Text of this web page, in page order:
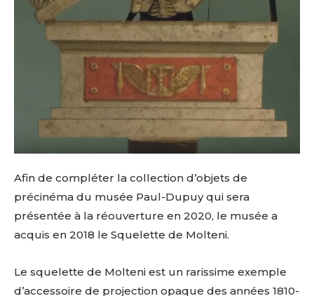
Afin de compléter la collection d’objets de
précinéma du musée Paul-Dupuy qui sera
présentée à la réouverture en 2020, le musée a
acquis en 2018 le Squelette de Molteni.
Le squelette de Molteni est un rarissime exemple
d’accessoire de projection opaque des années 1810-